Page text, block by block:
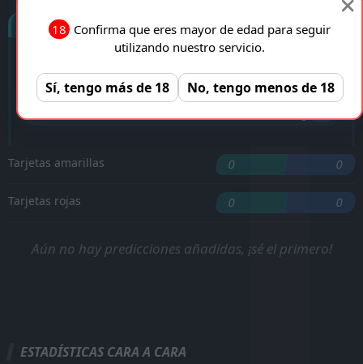
Goles
J. Poder '45 ︎
Tarjetas amarillas 0 0
Tarjetas rojas 0 0
Aún no hay predicciones añadidas, ¡sé el primero!
ESTADÍSTICAS CARA A CARA
18 Confirma que eres mayor de edad para seguir
utilizando nuestro servicio.
Sí, tengo más de 18 No, tengo menos de 18